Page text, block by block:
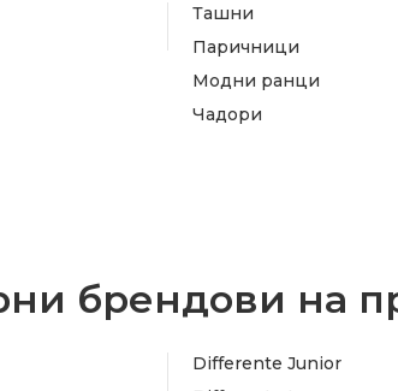
Ташни
Паричници
Модни ранци
Чадори
брендови на
Differente Junior